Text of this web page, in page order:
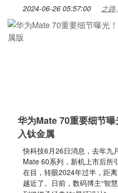
2024-06-26 05:57:00 之路
华为Mate 70重要细节
入钛金属
快科技6月26日消息，去年九
Mate 60系列，新机上市后所
在目，转眼2024年过半，距
越近了。日前，数码博主“智